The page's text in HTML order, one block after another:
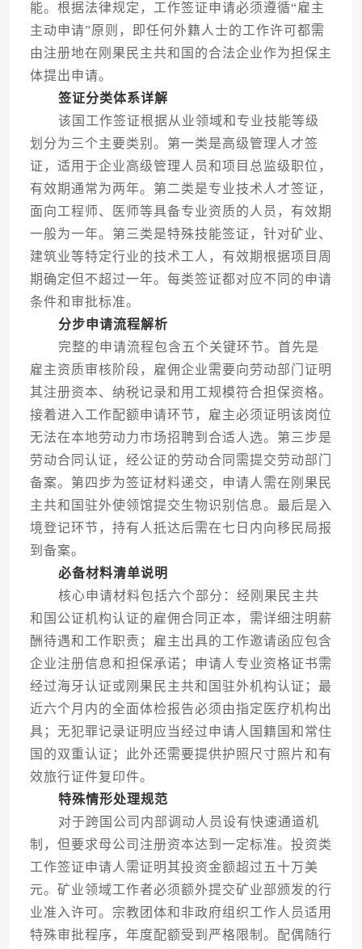
能。根据法律规定，工作签证申请必须遵循“雇主
主动申请”原则，即任何外籍人士的工作许可都需
由注册地在刚果民主共和国的合法企业作为担保主
体提出申请。
签证分类体系详解
该国工作签证根据从业领域和专业技能等级
划分为三个主要类别。第一类是高级管理人才签
证，适用于企业高级管理人员和项目总监级职位，
有效期通常为两年。第二类是专业技术人才签证，
面向工程师、医师等具备专业资质的人员，有效期
一般为一年。第三类是特殊技能签证，针对矿业、
建筑业等特定行业的技术工人，有效期根据项目周
期确定但不超过一年。每类签证都对应不同的申请
条件和审批标准。
分步申请流程解析
完整的申请流程包含五个关键环节。首先是
雇主资质审核阶段，雇佣企业需要向劳动部门证明
其注册资本、纳税记录和用工规模符合担保资格。
接着进入工作配额申请环节，雇主必须证明该岗位
无法在本地劳动力市场招聘到合适人选。第三步是
劳动合同认证，经公证的劳动合同需提交劳动部门
备案。第四步为签证材料递交，申请人需在刚果民
主共和国驻外使领馆提交生物识别信息。最后是入
境登记环节，持有人抵达后需在七日内向移民局报
到备案。
必备材料清单说明
核心申请材料包括六个部分：经刚果民主共
和国公证机构认证的雇佣合同正本，需详细注明薪
酬待遇和工作职责；雇主出具的工作邀请函应包含
企业注册信息和担保承诺；申请人专业资格证书需
经过海牙认证或刚果民主共和国驻外机构认证；最
近六个月内的全面体检报告必须由指定医疗机构出
具；无犯罪记录证明应当经过申请人国籍国和常住
国的双重认证；此外还需要提供护照尺寸照片和有
效旅行证件复印件。
特殊情形处理规范
对于跨国公司内部调动人员设有快速通道机
制，但要求母公司注册资本达到一定标准。投资类
工作签证申请人需证明其投资金额超过五十万美
元。矿业领域工作者必须额外提交矿业部颁发的行
业准入许可。宗教团体和非政府组织工作人员适用
特殊审批程序，年度配额受到严格限制。配偶随行